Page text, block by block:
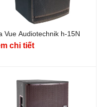
Vue Audiotechnik h-15N
chi tiết